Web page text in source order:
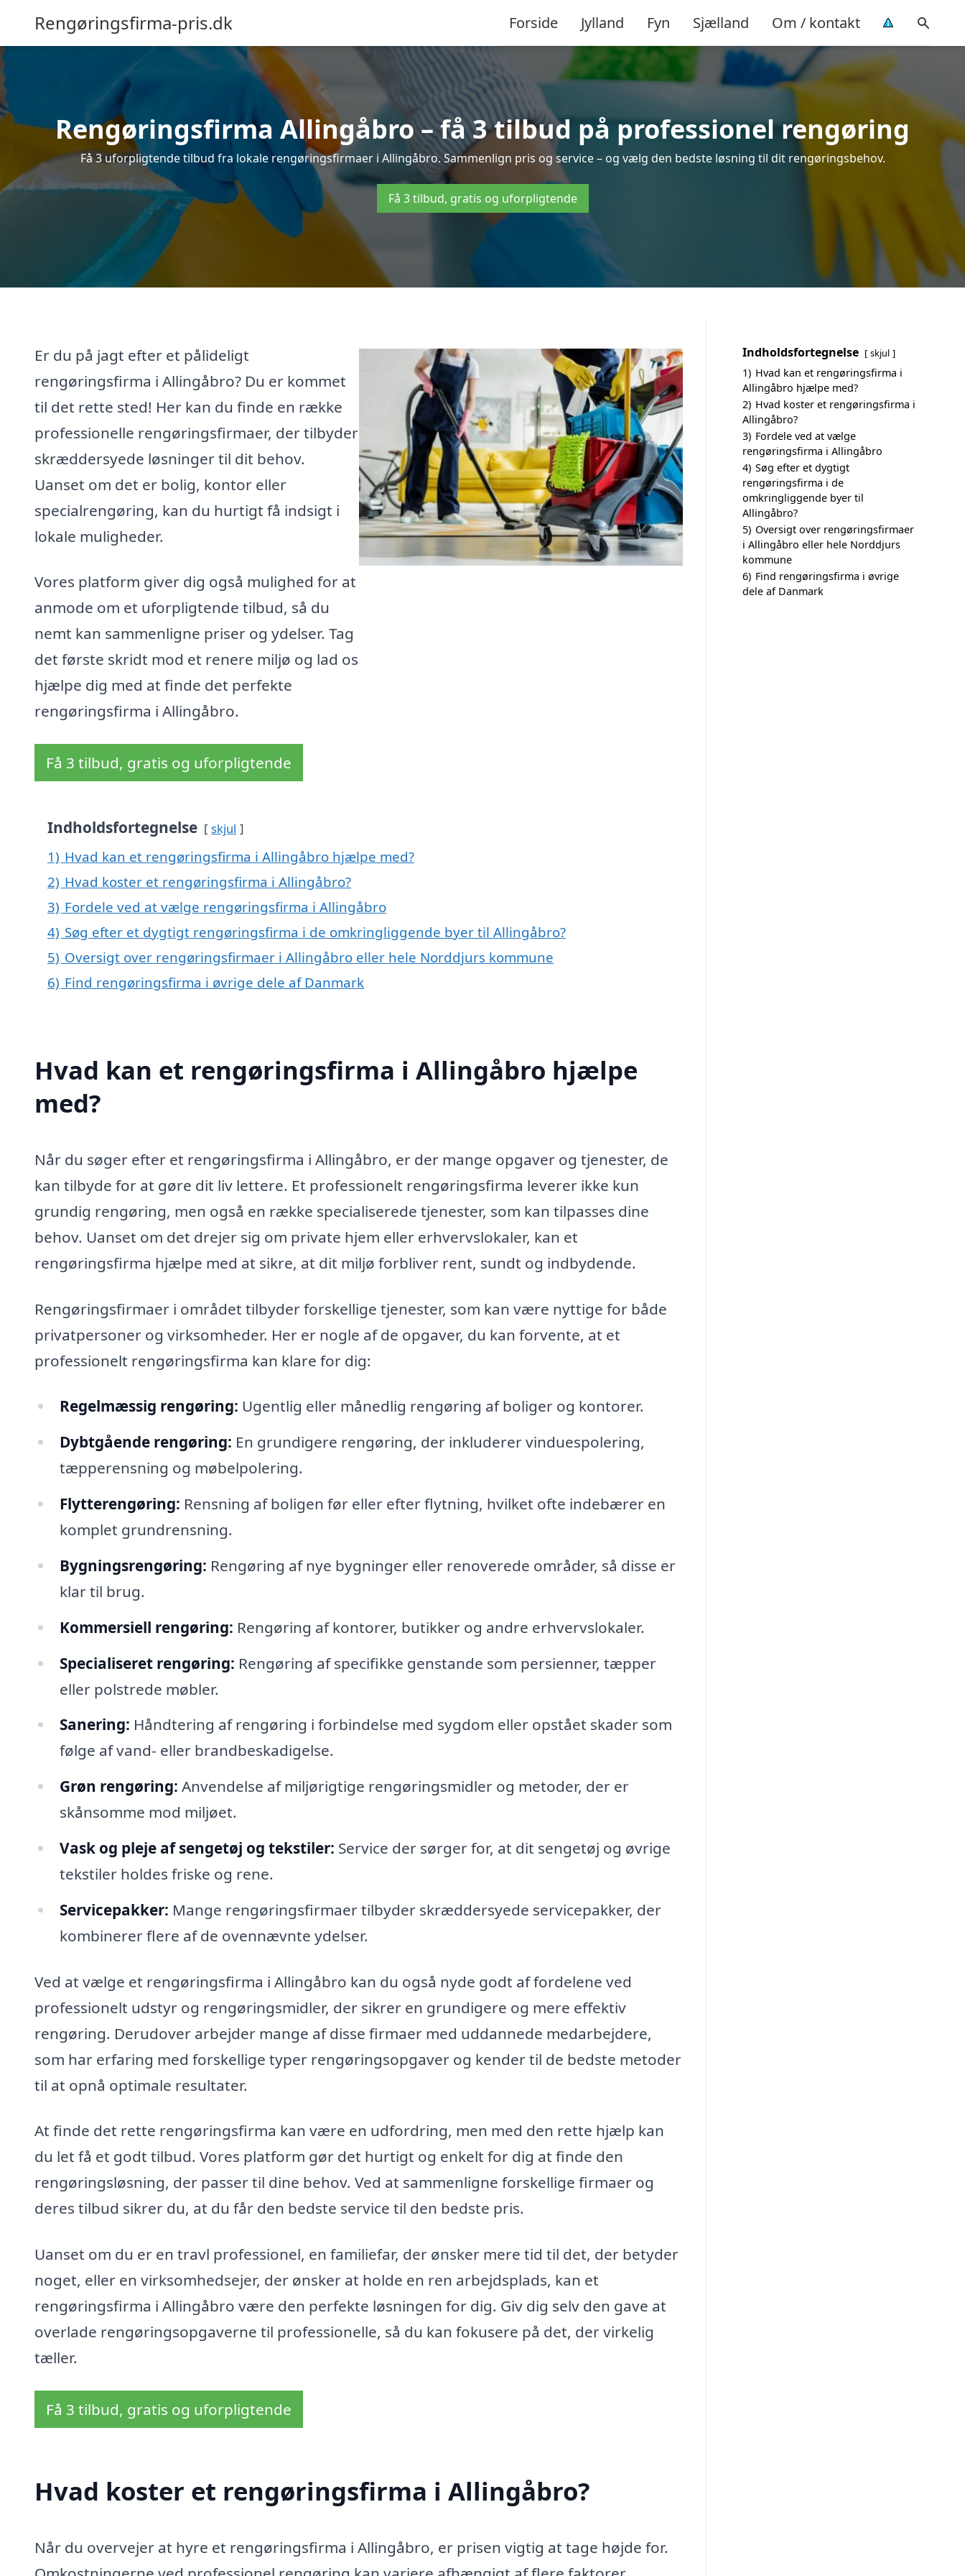
Rengøringsfirma-pris.dk Forside Jylland Fyn Sjælland Om / kontakt
Rengøringsfirma Allingåbro – få 3 tilbud på professionel rengøring
Få 3 uforpligtende tilbud fra lokale rengøringsfirmaer i Allingåbro. Sammenlign pris og service – og vælg den bedste løsning til dit rengøringsbehov.
Få 3 tilbud, gratis og uforpligtende
Er du på jagt efter et pålideligt
rengøringsfirma i Allingåbro? Du er kommet
til det rette sted! Her kan du finde en række
professionelle rengøringsfirmaer, der tilbyder
skræddersyede løsninger til dit behov.
Uanset om det er bolig, kontor eller
specialrengøring, kan du hurtigt få indsigt i
lokale muligheder.
Vores platform giver dig også mulighed for at
anmode om et uforpligtende tilbud, så du
nemt kan sammenligne priser og ydelser. Tag
det første skridt mod et renere miljø og lad os
hjælpe dig med at finde det perfekte
rengøringsfirma i Allingåbro.
Få 3 tilbud, gratis og uforpligtende
Indholdsfortegnelse skjul
1) Hvad kan et rengøringsfirma i Allingåbro hjælpe med?
2) Hvad koster et rengøringsfirma i Allingåbro?
3) Fordele ved at vælge rengøringsfirma i Allingåbro
4) Søg efter et dygtigt rengøringsfirma i de omkringliggende byer til Allingåbro?
5) Oversigt over rengøringsfirmaer i Allingåbro eller hele Norddjurs kommune
6) Find rengøringsfirma i øvrige dele af Danmark
Hvad kan et rengøringsfirma i Allingåbro hjælpe
med?
Når du søger efter et rengøringsfirma i Allingåbro, er der mange opgaver og tjenester, de
kan tilbyde for at gøre dit liv lettere. Et professionelt rengøringsfirma leverer ikke kun
grundig rengøring, men også en række specialiserede tjenester, som kan tilpasses dine
behov. Uanset om det drejer sig om private hjem eller erhvervslokaler, kan et
rengøringsfirma hjælpe med at sikre, at dit miljø forbliver rent, sundt og indbydende.
Rengøringsfirmaer i området tilbyder forskellige tjenester, som kan være nyttige for både
privatpersoner og virksomheder. Her er nogle af de opgaver, du kan forvente, at et
professionelt rengøringsfirma kan klare for dig:
Regelmæssig rengøring: Ugentlig eller månedlig rengøring af boliger og kontorer.
Dybtgående rengøring: En grundigere rengøring, der inkluderer vinduespolering,
tæpperensning og møbelpolering.
Flytterengøring: Rensning af boligen før eller efter flytning, hvilket ofte indebærer en
komplet grundrensning.
Bygningsrengøring: Rengøring af nye bygninger eller renoverede områder, så disse er
klar til brug.
Kommersiell rengøring: Rengøring af kontorer, butikker og andre erhvervslokaler.
Specialiseret rengøring: Rengøring af specifikke genstande som persienner, tæpper
eller polstrede møbler.
Sanering: Håndtering af rengøring i forbindelse med sygdom eller opstået skader som
følge af vand- eller brandbeskadigelse.
Grøn rengøring: Anvendelse af miljørigtige rengøringsmidler og metoder, der er
skånsomme mod miljøet.
Vask og pleje af sengetøj og tekstiler: Service der sørger for, at dit sengetøj og øvrige
tekstiler holdes friske og rene.
Servicepakker: Mange rengøringsfirmaer tilbyder skræddersyede servicepakker, der
kombinerer flere af de ovennævnte ydelser.
Ved at vælge et rengøringsfirma i Allingåbro kan du også nyde godt af fordelene ved
professionelt udstyr og rengøringsmidler, der sikrer en grundigere og mere effektiv
rengøring. Derudover arbejder mange af disse firmaer med uddannede medarbejdere,
som har erfaring med forskellige typer rengøringsopgaver og kender til de bedste metoder
til at opnå optimale resultater.
At finde det rette rengøringsfirma kan være en udfordring, men med den rette hjælp kan
du let få et godt tilbud. Vores platform gør det hurtigt og enkelt for dig at finde den
rengøringsløsning, der passer til dine behov. Ved at sammenligne forskellige firmaer og
deres tilbud sikrer du, at du får den bedste service til den bedste pris.
Uanset om du er en travl professionel, en familiefar, der ønsker mere tid til det, der betyder
noget, eller en virksomhedsejer, der ønsker at holde en ren arbejdsplads, kan et
rengøringsfirma i Allingåbro være den perfekte løsningen for dig. Giv dig selv den gave at
overlade rengøringsopgaverne til professionelle, så du kan fokusere på det, der virkelig
tæller.
Få 3 tilbud, gratis og uforpligtende
Hvad koster et rengøringsfirma i Allingåbro?
Når du overvejer at hyre et rengøringsfirma i Allingåbro, er prisen vigtig at tage højde for.
Indholdsfortegnelse skjul
1) Hvad kan et rengøringsfirma i
Allingåbro hjælpe med?
2) Hvad koster et rengøringsfirma i
Allingåbro?
3) Fordele ved at vælge
rengøringsfirma i Allingåbro
4) Søg efter et dygtigt
rengøringsfirma i de
omkringliggende byer til
Allingåbro?
5) Oversigt over rengøringsfirmaer
i Allingåbro eller hele Norddjurs
kommune
6) Find rengøringsfirma i øvrige
dele af Danmark